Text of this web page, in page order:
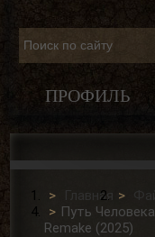
ПРОФИЛЬ
Главная
Путь
Remake (2025)